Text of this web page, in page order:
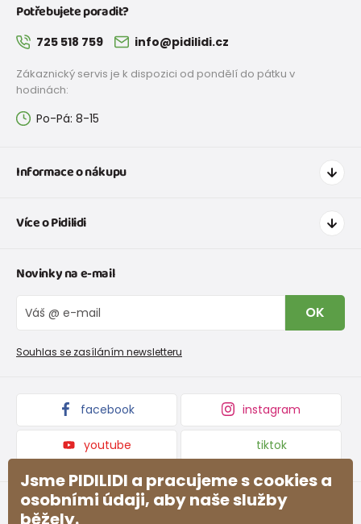
Potřebujete poradit?
725 518 759 info@pidilidi.cz
Zákaznický servis je k dispozici od pondělí do pátku v
hodinách:
Po-Pá: 8-15
Informace o nákupu
Doprava a platba
Tabulka velikostí obuvi
Vrácení zboží a reklamace
Reklamační řád
Nevyzvednutá objednávka na dobírku
Více o Pidilidi
O nás
Blog
Velkoobchod PiDiLiDi
Affiliate program
Kolekce zboží
Novinky na e-mail
OK
Souhlas se zasíláním newsletteru
facebook instagram
youtube tiktok
Jsme PIDILIDI a pracujeme s cookies a
osobními údaji, aby naše služby
běžely.